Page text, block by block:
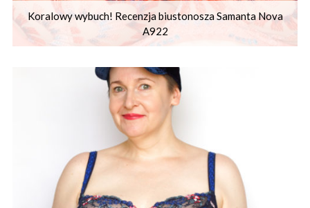
Koralowy wybuch! Recenzja biustonosza Samanta Nova
A922